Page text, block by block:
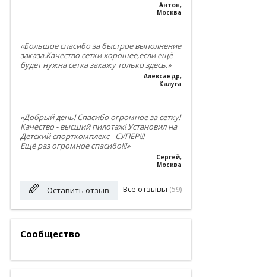
Антон,
Москва
«Большое спасибо за быстрое выполнение
заказа.Качество сетки хорошее,если ещё
будет нужна сетка закажу только здесь.»
Александр,
Калуга
«Добрый день! Спасибо огромное за сетку!
Качество - высший пилотаж! Установил на
Детский спорткомплекс - СУПЕР!!!
Ещё раз огромное спасибо!!!»
Сергей,
Москва
Оставить отзыв Все отзывы (59)
Сообщество